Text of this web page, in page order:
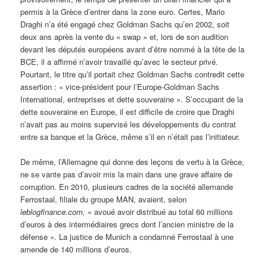
permis à la Grèce d’entrer dans la zone euro. Certes, Mario
Draghi n’a été engagé chez Goldman Sachs qu’en 2002, soit
deux ans après la vente du « swap » et, lors de son audition
devant les députés européens avant d’être nommé à la tête de la
BCE, il a affirmé n’avoir travaillé qu’avec le secteur privé.
Pourtant, le titre qu’il portait chez Goldman Sachs contredit cette
assertion : « vice-président pour l’Europe-Goldman Sachs
International, entreprises et dette souveraine ». S’occupant de la
dette souveraine en Europe, il est difficile de croire que Draghi
n’avait pas au moins supervisé les développements du contrat
entre sa banque et la Grèce, même s’il en n’était pas l’initiateur.
De même, l’Allemagne qui donne des leçons de vertu à la Grèce,
ne se vante pas d’avoir mis la main dans une grave affaire de
corruption. En 2010, plusieurs cadres de la société allemande
Ferrostaal, filiale du groupe MAN, avaient, selon
leblogfinance.com, « avoué avoir distribué au total 60 millions
d’euros à des intermédiaires grecs dont l’ancien ministre de la
défense ». La justice de Munich a condamné Ferrostaal à une
amende de 140 millions d’euros.